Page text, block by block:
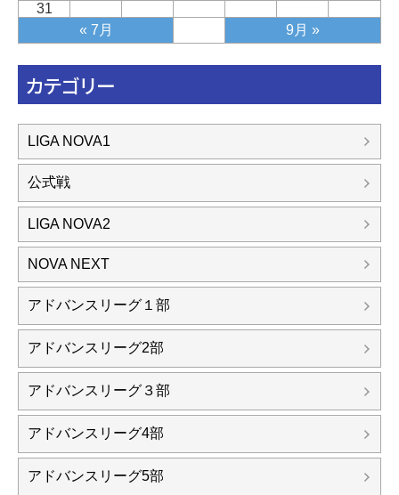
31
« 7月
9月 »
カテゴリー
LIGA NOVA1
公式戦
LIGA NOVA2
NOVA NEXT
アドバンスリーグ１部
アドバンスリーグ2部
アドバンスリーグ３部
アドバンスリーグ4部
アドバンスリーグ5部